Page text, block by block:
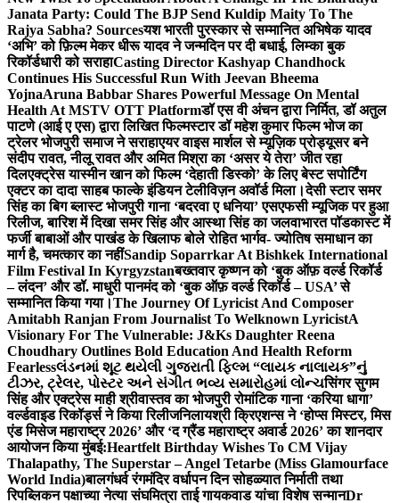
Janata Party: Could The BJP Send Kuldip Maity To The
Rajya Sabha? Sourcesयश भारती पुरस्कार से सम्मानित अभिषेक यादव
‘अभि’ को फ़िल्म मेकर धीरू यादव ने जन्मदिन पर दी बधाई, लिम्का बुक
रिकॉर्डधारी को सराहाCasting Director Kashyap Chandhock
Continues His Successful Run With Jeevan Bheema
YojnaAruna Babbar Shares Powerful Message On Mental
Health At MSTV OTT Platformडॉ एस वी अंचन द्वारा निर्मित, डॉ अतुल
पाटणे (आई ए एस) द्वारा लिखित फिल्मस्टार डॉ महेश कुमार फिल्म भोज का
ट्रेलर भोजपुरी समाज ने सराहाएयर वाइस मार्शल से म्यूज़िक प्रोड्यूसर बने
संदीप रावत, नीलू रावत और अमित मिश्रा का ‘असर ये तेरा’ जीत रहा
दिलएक्ट्रेस यास्मीन खान को फिल्म ‘देहाती डिस्को’ के लिए बेस्ट सपोर्टिंग
एक्टर का दादा साहब फाल्के इंडियन टेलीविज़न अवॉर्ड मिला।देसी स्टार समर
सिंह का बिग ब्लास्ट भोजपुरी गाना ‘बदरवा ए धनिया’ एसएफसी म्यूजिक पर हुआ
रिलीज, बारिश में दिखा समर सिंह और आस्था सिंह का जलवाभारत पॉडकास्ट में
फर्जी बाबाओं और पाखंड के खिलाफ बोले रोहित भार्गव- ज्योतिष समाधान का
मार्ग है, चमत्कार का नहींSandip Soparrkar At Bishkek International
Film Festival In Kyrgyzstanबख्तवार कृष्णन को ‘बुक ऑफ़ वर्ल्ड रिकॉर्ड
– लंदन’ और डॉ. माधुरी पानमंद को ‘बुक ऑफ़ वर्ल्ड रिकॉर्ड – USA’ से
सम्मानित किया गया।The Journey Of Lyricist And Composer
Amitabh Ranjan From Journalist To Welknown LyricistA
Visionary For The Vulnerable: J&Ks Daughter Reena
Choudhary Outlines Bold Education And Health Reform
Fearlessલંડનમાં શૂટ થયેલી ગુજરાતી ફિલ્મ “લાયક નાલાયક”નું
ટીઝર, ટ્રેલર, પોસ્ટર અને સંગીત ભવ્ય સમારોહમાં લોન્ચसिंगर सुगम
सिंह और एक्ट्रेस माही श्रीवास्तव का भोजपुरी रोमांटिक गाना ‘करिया धागा’
वर्ल्डवाइड रिकॉर्ड्स ने किया रिलीजनिलायश्री क्रिएशन्स ने ‘होप्स मिस्टर, मिस
एंड मिसेज महाराष्ट्र 2026’ और ‘द ग्रैंड महाराष्ट्र अवार्ड 2026’ का शानदार
आयोजन किया मुंबई:Heartfelt Birthday Wishes To CM Vijay
Thalapathy, The Superstar – Angel Tetarbe (Miss Glamourface
World India)बालगंधर्व रंगमंदिर वर्धापन दिन सोहळ्यात निर्माती तथा
रिपब्लिकन पक्षाच्या नेत्या संघमित्रा ताई गायकवाड यांचा विशेष सन्मानDr